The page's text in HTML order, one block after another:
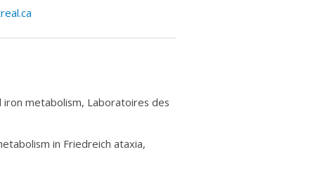
metabolism, Laboratoires des
in Friedreich ataxia,